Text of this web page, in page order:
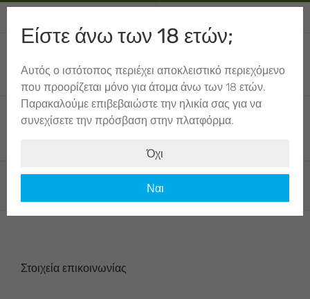
Skip
content
ΚΑΛΆΘΙ
Επικοινωνήστε μαζί μας
Στοιχεία επικοινωνίας
Είστε άνω των 18 ετών;
Αυτός ο ιστότοπος περιέχει αποκλειστικό περιεχόμενο
που προορίζεται μόνο για άτομα άνω των 18 ετών.
Παρακαλούμε επιβεβαιώστε την ηλικία σας για να
συνεχίσετε την πρόσβαση στην πλατφόρμα.
Όχι
Ναι